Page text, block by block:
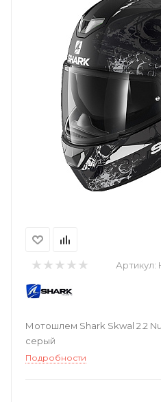
Артикул:
Мотошлем Shark Skwal 2.2
серый
Подробности